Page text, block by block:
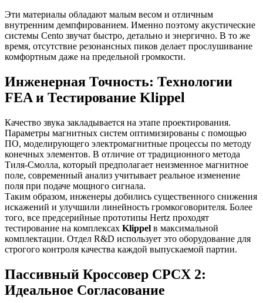
Эти материалы обладают малым весом и отличным
внутренним демпфированием. Именно поэтому акустические
системы Cento звучат быстро, детально и энергично. В то же
время, отсутствие резонансных пиков делает прослушивание
комфортным даже на предельной громкости.
Инженерная Точность: Технологии
FEA и Тестирование Klippel
Качество звука закладывается на этапе проектирования.
Параметры магнитных систем оптимизированы с помощью
ПО, моделирующего электромагнитные процессы по методу
конечных элементов. В отличие от традиционного метода
Тиля-Смолла, который предполагает неизменное магнитное
поле, современный анализ учитывает реальное изменение
поля при подаче мощного сигнала.
Таким образом, инженеры добились существенного снижения
искажений и улучшили линейность громкоговорителя. Более
того, все предсерийные прототипы Hertz проходят
тестирование на комплексах Klippel в максимальной
комплектации. Отдел R&D использует это оборудование для
строгого контроля качества каждой выпускаемой партии.
Пассивный Кроссовер CPCX 2:
Идеальное Согласование